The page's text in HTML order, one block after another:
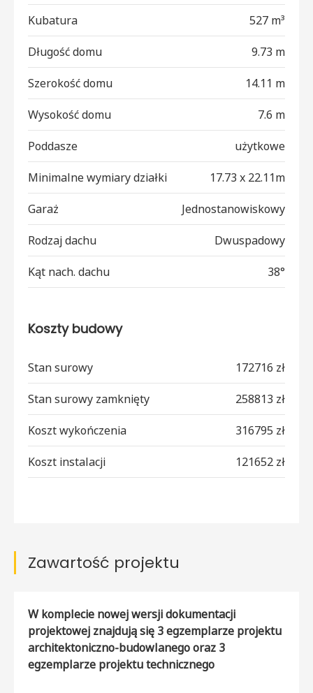
Kubatura 527 m³
Długość domu 9.73 m
Szerokość domu 14.11 m
Wysokość domu 7.6 m
Poddasze użytkowe
Minimalne wymiary działki 17.73 x 22.11m
Garaż Jednostanowiskowy
Rodzaj dachu Dwuspadowy
Kąt nach. dachu 38°
Koszty budowy
Stan surowy 172716 zł
Stan surowy zamknięty 258813 zł
Koszt wykończenia 316795 zł
Koszt instalacji 121652 zł
Zawartość projektu
W komplecie nowej wersji dokumentacji
projektowej znajdują się 3 egzemplarze projektu
architektoniczno-budowlanego oraz 3
egzemplarze projektu technicznego